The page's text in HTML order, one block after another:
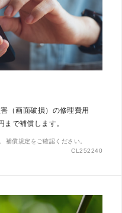
（画面破損）の修理費用
で補償します。
補償規定をご確認ください。
CL252240